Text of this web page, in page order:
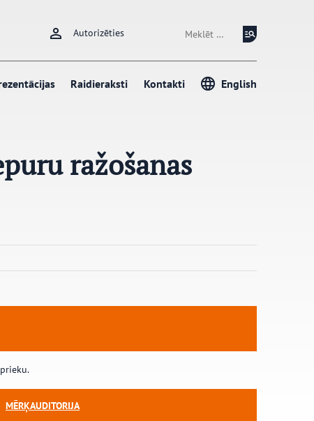
Autorizēties Meklēt:
Raidieraksti Kontakti English
ražošanas
MĒRĶAUDITORIJA